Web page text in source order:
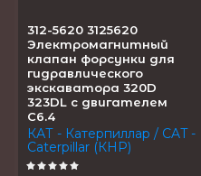
312-5620 3125620
Электромагнитный
клапан форсунки для
гидравлического
экскаватора 320D
323DL с двигателем
C6.4
КАТ - Катерпиллар / CAT -
Caterpillar (КНР)